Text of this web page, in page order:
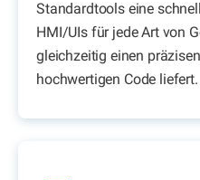
Standardtools eine
HMI/UIs für jede Art von
gleichzeitig einen
hochwertigen Code liefert.